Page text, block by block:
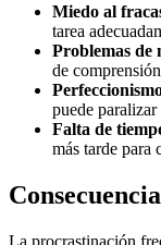
Miedo al
tarea
Problemas de
de
puede
Falta de
más tarde para
La procrastinación